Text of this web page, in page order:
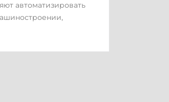
автоматизировать